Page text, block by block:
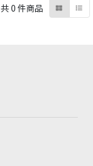
共 0 件商品